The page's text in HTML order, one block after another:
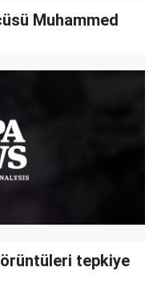
Muhammed
tepkiye